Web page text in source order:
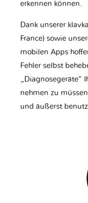
erkennen können.
Dank unserer
France) sowie
mobilen Apps
Fehler selbst
„Diagnosegeräte“
nehmen zu
und äußerst